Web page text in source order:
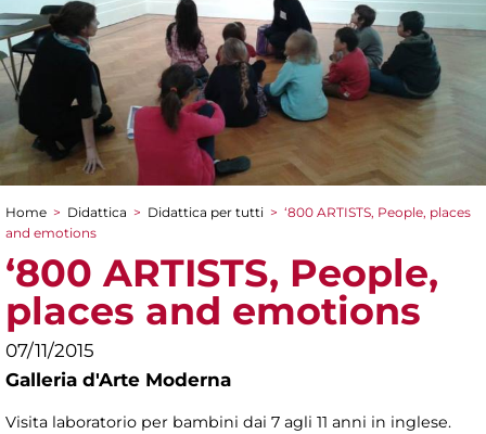
Tu sei qui
Home > Didattica > Didattica per tutti > ‘800 ARTISTS, People, places
and emotions
‘800 ARTISTS, People,
places and emotions
07/11/2015
Galleria d'Arte Moderna
Visita laboratorio per bambini dai 7 agli 11 anni in inglese.